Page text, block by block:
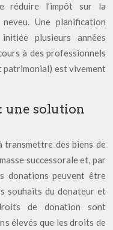
réduire l’impôt sur la
Une planification
plusieurs années
à des professionnels
patrimonial) est vivement
une solution
des biens de
successorale et, par
donations peuvent être
souhaits du donateur et
de donation sont
élevés que les droits de